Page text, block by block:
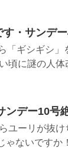
・サンデ
ギシギシ」
頃に謎の人体
ンデー10号
ーリが抜け
ゃないです